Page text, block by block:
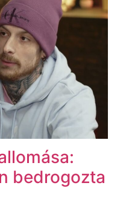
bedrogozta